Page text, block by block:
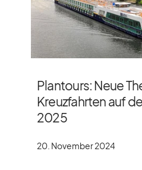
Plantours: Neue
Kreuzfahrten auf
2025
20. November 2024